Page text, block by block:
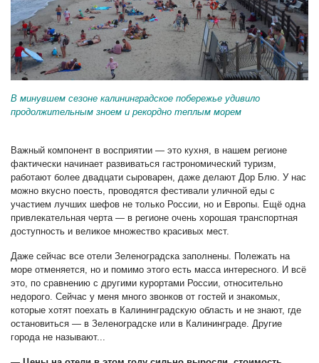
В минувшем сезоне калининградское побережье удивило
продолжительным зноем и рекордно теплым морем
Важный компонент в восприятии — это кухня, в нашем регионе
фактически начинает развиваться гастрономический туризм,
работают более двадцати сыроварен, даже делают Дор Блю . У нас
можно вкусно поесть, проводятся фестивали уличной еды с
участием лучших шефов не только России, но и Европы. Ещё одна
привлекательная черта — в регионе очень хорошая транспортная
доступность и великое множество красивых мест.
Даже сейчас все отели Зеленоградска заполнены. Полежать на
море отменяется, но и помимо этого есть масса интересного. И всё
это, по сравнению с другими курортами России , относительно
недорого. Сейчас у меня много звонков от гостей и знакомых,
которые хотят поехать в Калининградскую область и не знают, где
остановиться — в Зеленоградске или в Калининграде. Другие
города не называют...